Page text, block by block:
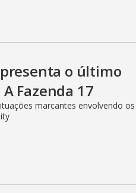
o último
Fazenda 17
marcantes envolvendo os